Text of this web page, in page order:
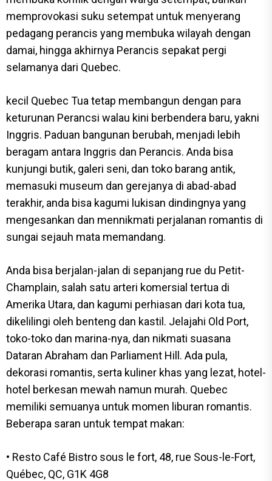
memprovokasi suku setempat untuk menyerang
pedagang perancis yang membuka wilayah dengan
damai, hingga akhirnya Perancis sepakat pergi
selamanya dari Quebec.
kecil Quebec Tua tetap membangun dengan para
keturunan Perancsi walau kini berbendera baru, yakni
Inggris. Paduan bangunan berubah, menjadi lebih
beragam antara Inggris dan Perancis. Anda bisa
kunjungi butik, galeri seni, dan toko barang antik,
memasuki museum dan gerejanya di abad-abad
terakhir, anda bisa kagumi lukisan dindingnya yang
mengesankan dan mennikmati perjalanan romantis di
sungai sejauh mata memandang.
Anda bisa berjalan-jalan di sepanjang rue du Petit-
Champlain, salah satu arteri komersial tertua di
Amerika Utara, dan kagumi perhiasan dari kota tua,
dikelilingi oleh benteng dan kastil. Jelajahi Old Port,
toko-toko dan marina-nya, dan nikmati suasana
Dataran Abraham dan Parliament Hill. Ada pula,
dekorasi romantis, serta kuliner khas yang lezat, hotel-
hotel berkesan mewah namun murah. Quebec
memiliki semuanya untuk momen liburan romantis.
Beberapa saran untuk tempat makan:
• Resto Café Bistro sous le fort, 48, rue Sous-le-Fort,
Québec, QC, G1K 4G8